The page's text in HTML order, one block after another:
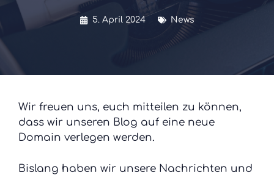
5. April 2024 News
Wir freuen uns, euch mitteilen zu können,
dass wir unseren Blog auf eine neue
Domain verlegen werden.
Bislang haben wir unsere Nachrichten und